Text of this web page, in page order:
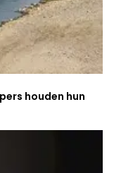
houden hun